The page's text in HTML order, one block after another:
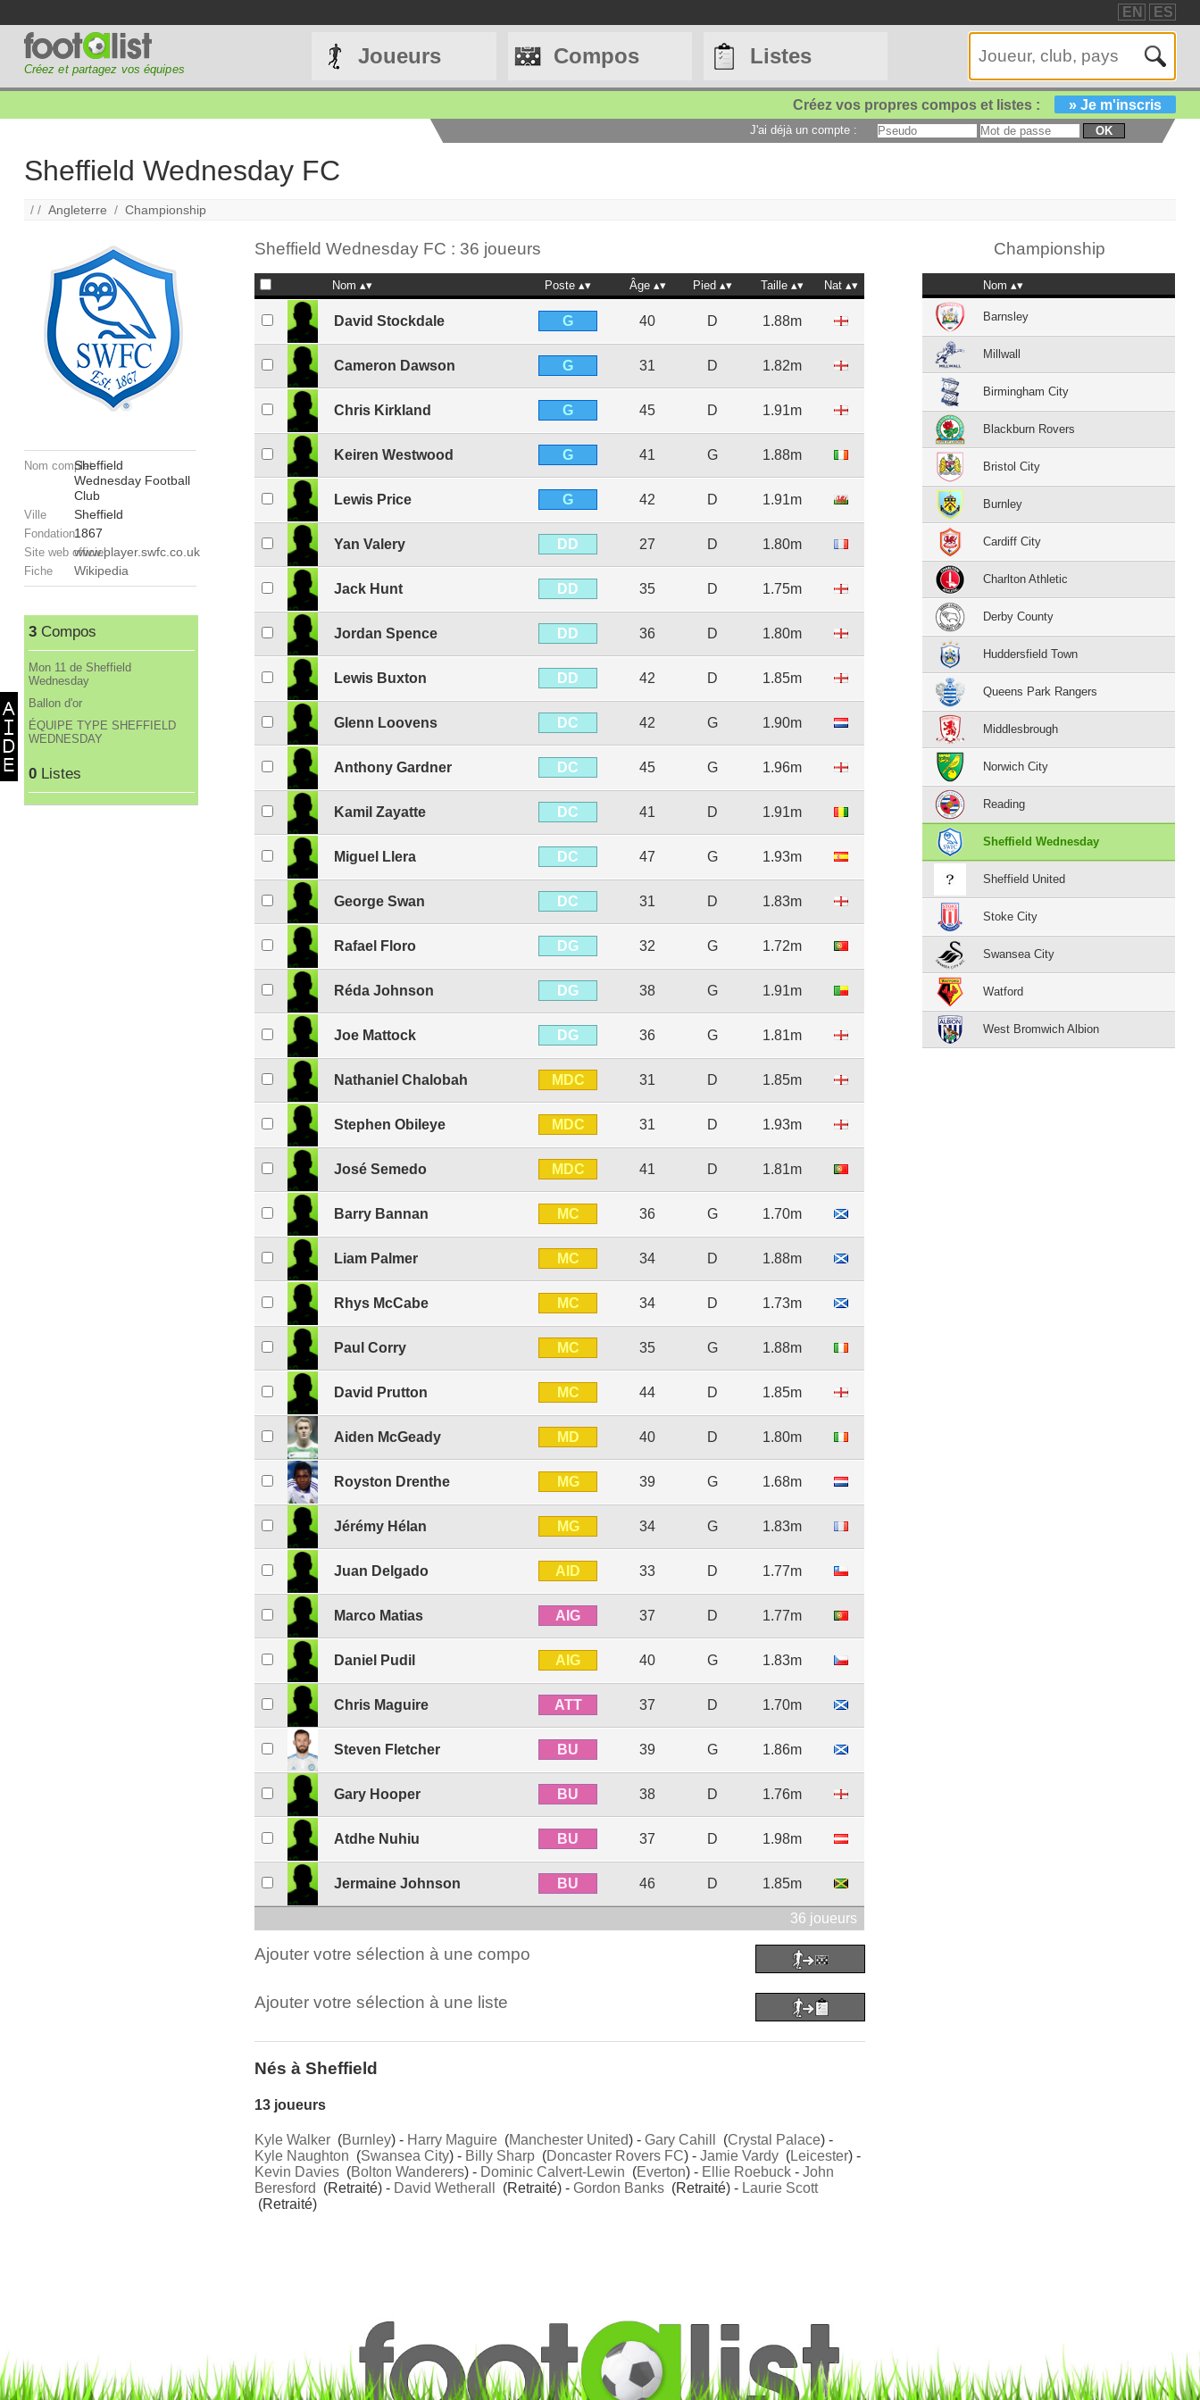
EN ES
Créez et partagez vos équipes
Joueurs Compos Listes
Créez vos propres compos et listes : » Je m'inscris
J'ai déjà un compte : OK
Sheffield Wednesday FC
/ /Angleterre /Championship
Nom completSheffield
Wednesday Football
Club
Ville Sheffield
Fondation1867
Site web officielwww.player.swfc.co.uk
Fiche Wikipedia
3Compos
Mon 11 de Sheffield
Wednesday
Ballon d'or
ÉQUIPE TYPE SHEFFIELD
WEDNESDAY
0Listes
Sheffield Wednesday FC : 36 joueurs
Nom Poste Âge Pied Taille Nat
David Stockdale G 40 D 1.88m
Cameron Dawson G 31 D 1.82m
Chris Kirkland G 45 D 1.91m
Keiren Westwood G 41 G 1.88m
Lewis Price G 42 D 1.91m
Yan Valery DD 27 D 1.80m
Jack Hunt DD 35 D 1.75m
Jordan Spence DD 36 D 1.80m
Lewis Buxton DD 42 D 1.85m
Glenn Loovens DC 42 G 1.90m
Anthony Gardner DC 45 G 1.96m
Kamil Zayatte DC 41 D 1.91m
Miguel Llera DC 47 G 1.93m
George Swan DC 31 D 1.83m
Rafael Floro DG 32 G 1.72m
Réda Johnson DG 38 G 1.91m
Joe Mattock DG 36 G 1.81m
Nathaniel Chalobah MDC 31 D 1.85m
Stephen Obileye MDC 31 D 1.93m
José Semedo MDC 41 D 1.81m
Barry Bannan MC 36 G 1.70m
Liam Palmer MC 34 D 1.88m
Rhys McCabe MC 34 D 1.73m
Paul Corry MC 35 G 1.88m
David Prutton MC 44 D 1.85m
Aiden McGeady MD 40 D 1.80m
Royston Drenthe MG 39 G 1.68m
Jérémy Hélan MG 34 G 1.83m
Juan Delgado AID 33 D 1.77m
Marco Matias AIG 37 D 1.77m
Daniel Pudil AIG 40 G 1.83m
Chris Maguire ATT 37 D 1.70m
Steven Fletcher BU 39 G 1.86m
Gary Hooper BU 38 D 1.76m
Atdhe Nuhiu BU 37 D 1.98m
Jermaine Johnson BU 46 D 1.85m
36 joueurs
Ajouter votre sélection à une compo
Ajouter votre sélection à une liste
Nés à Sheffield
13 joueurs
Kyle Walker(Burnley) - Harry Maguire(Manchester United) - Gary Cahill (Crystal Palace) -
Kyle Naughton (Swansea City) - Billy Sharp(Doncaster Rovers FC) - Jamie Vardy(Leicester) -
Kevin Davies(Bolton Wanderers) - Dominic Calvert-Lewin (Everton) - Ellie Roebuck- John
Beresford
(Retraité) - David Wetherall (Retraité) - Gordon Banks(Retraité) - Laurie Scott
(Retraité)
Championship
Nom
Barnsley
Millwall
Birmingham City
Blackburn Rovers
Bristol City
Burnley
Cardiff City
Charlton Athletic
Derby County
Huddersfield Town
Queens Park Rangers
Middlesbrough
Norwich City
Reading
Sheffield Wednesday
Sheffield United
Stoke City
Swansea City
Watford
West Bromwich Albion